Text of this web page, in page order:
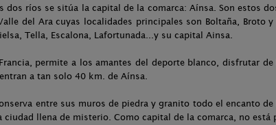
dos ríos se sitúa la capital de la comarca: Aínsa. Son estos
del Ara cuyas localidades principales son Boltaña, Broto
Tella, Escalona, Lafortunada...y su capital Ainsa.
permite a los amantes del deporte blanco, disfrutar
a tan solo 40 km. de Aínsa.
entre sus muros de piedra y granito todo el encanto
llena de misterio. Como capital de la comarca, no está